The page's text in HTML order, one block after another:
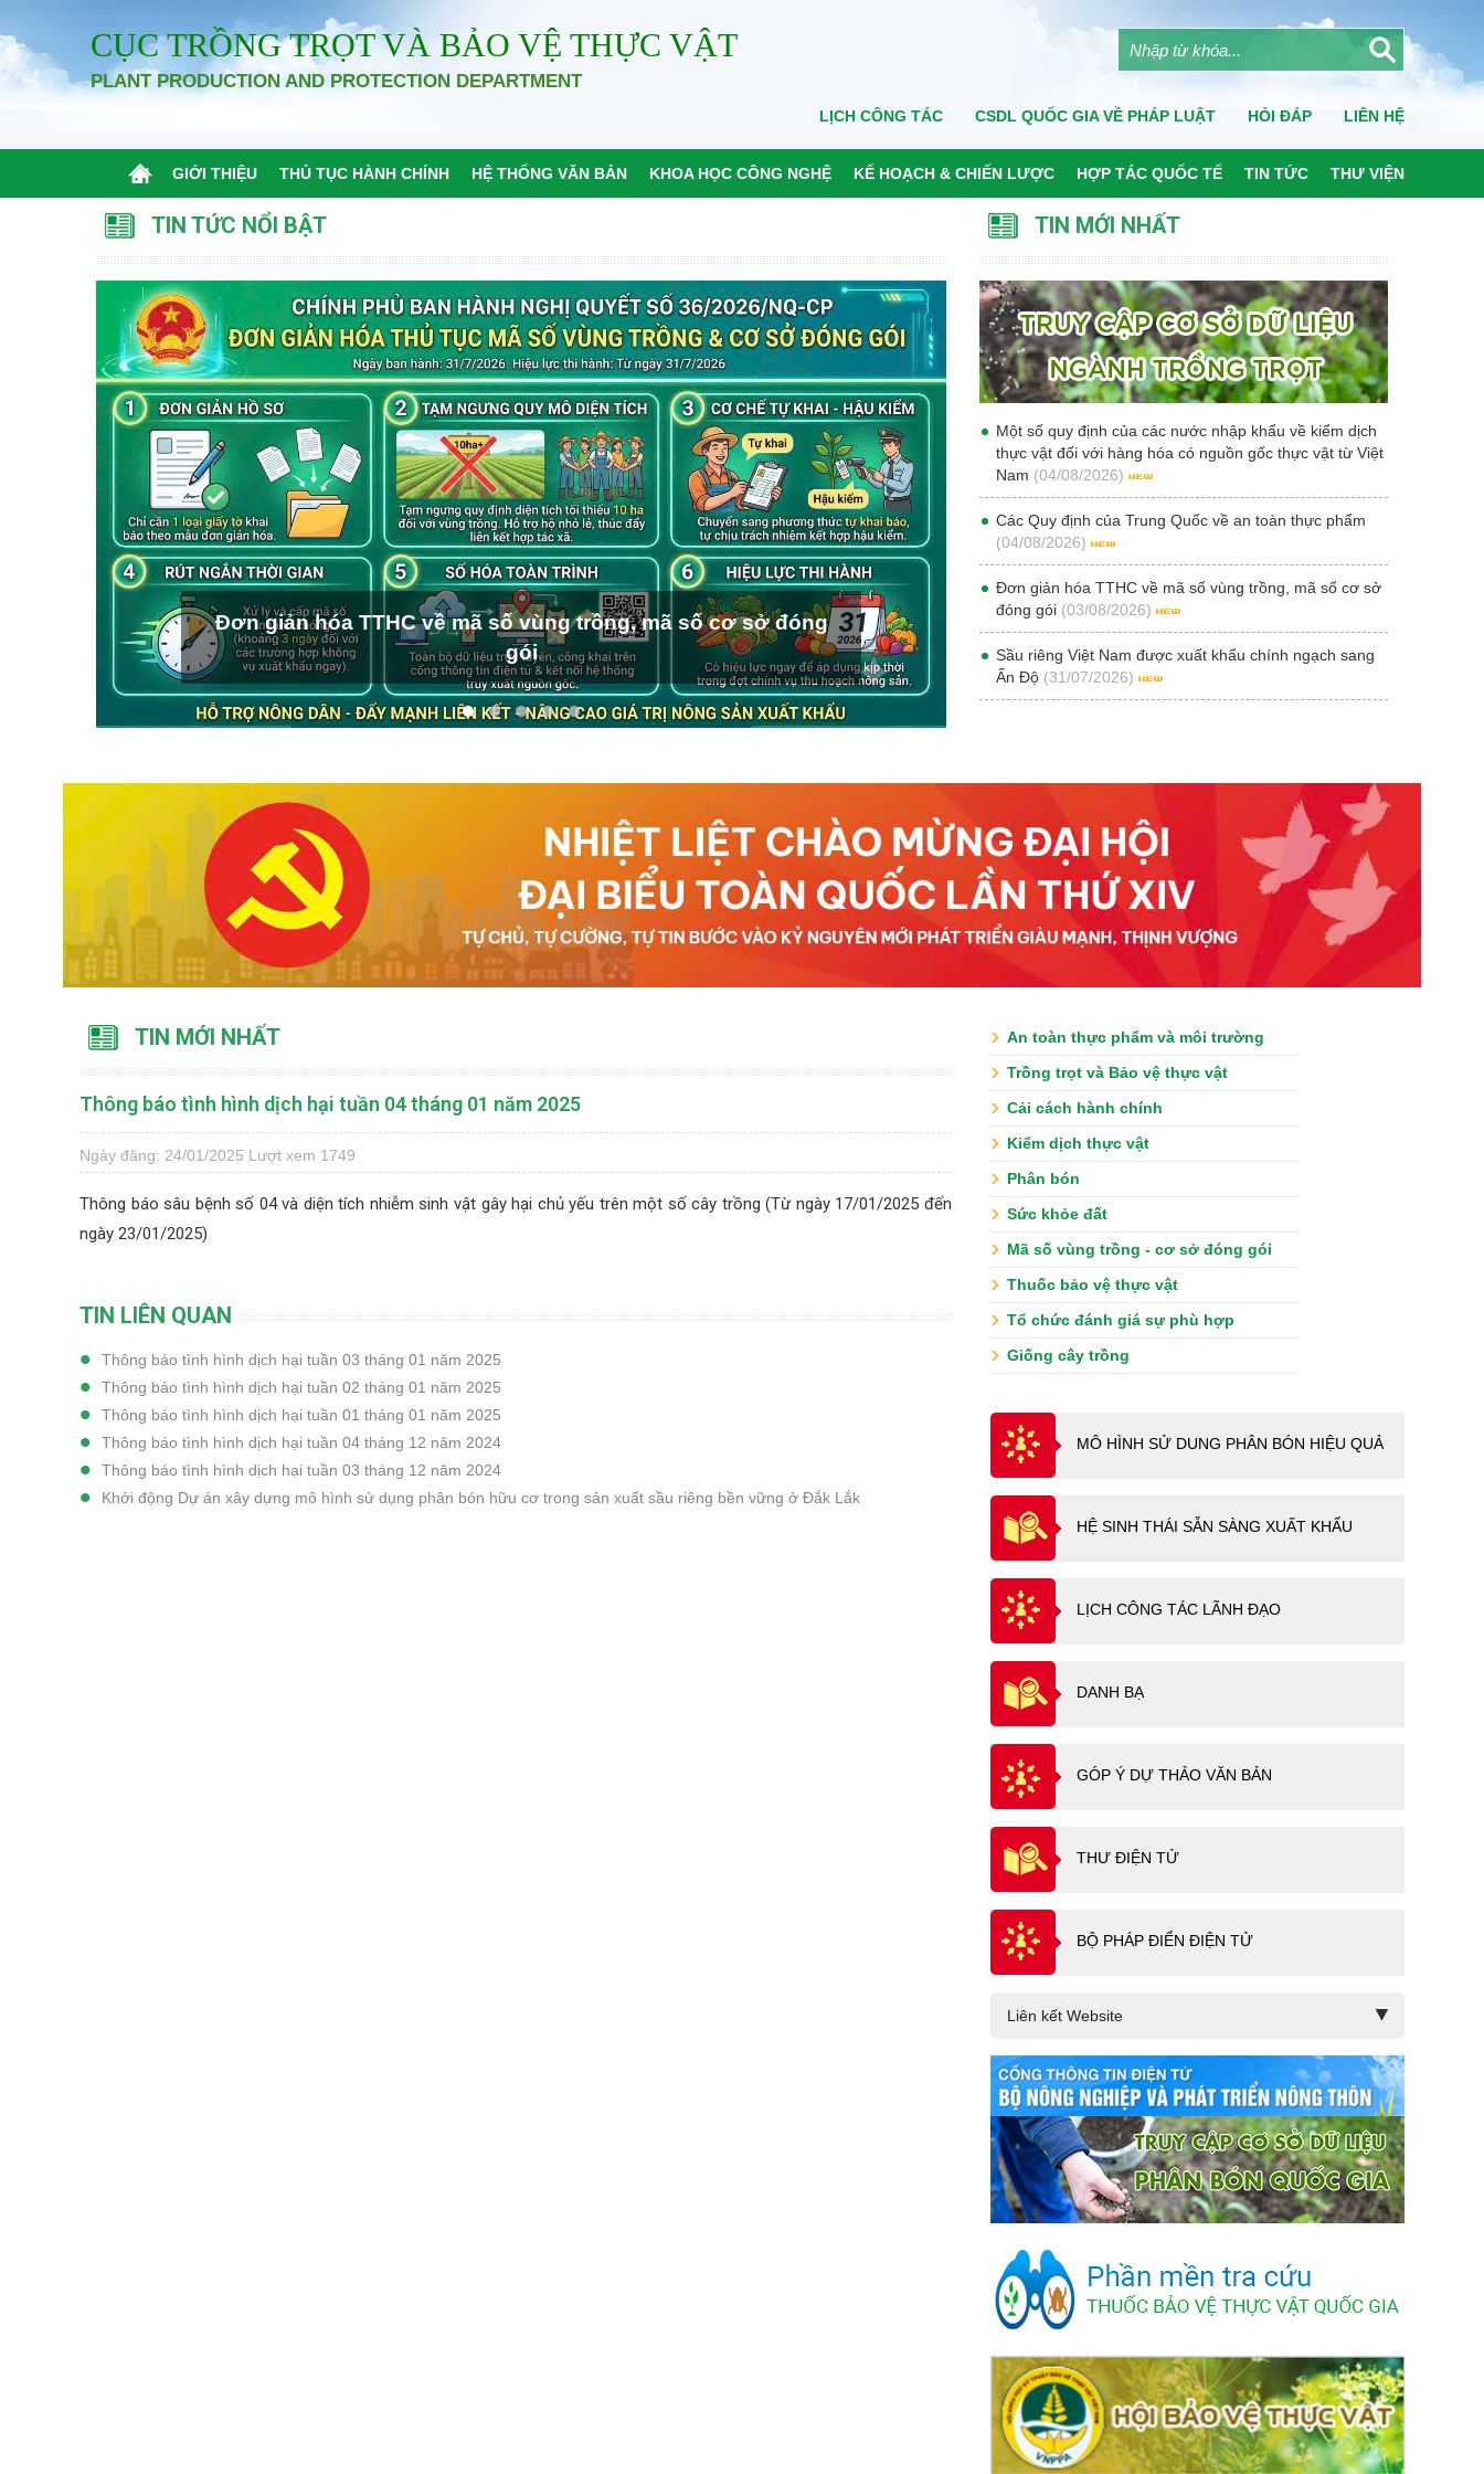
CỤC TRỒNG TRỌT VÀ BẢO VỆ THỰC VẬT
PLANT PRODUCTION AND PROTECTION DEPARTMENT
LỊCH CÔNG TÁC CSDL QUỐC GIA VỀ PHÁP LUẬT HỎI ĐÁP LIÊN HỆ
GIỚI THIỆU THỦ TỤC HÀNH CHÍNH HỆ THỐNG VĂN BẢN KHOA HỌC CÔNG NGHỆ KẾ HOẠCH & CHIẾN LƯỢC HỢP TÁC QUỐC TẾ TIN TỨC THƯ VIỆN
TIN TỨC NỔI BẬT
Đơn giản hóa TTHC về mã số vùng trồng, mã số cơ sở đóng
gói
TIN MỚI NHẤT
Một số quy định của các nước nhập khẩu về kiểm dịch
thực vật đối với hàng hóa có nguồn gốc thực vật từ Việt
Nam (04/08/2026)
Các Quy định của Trung Quốc về an toàn thực phẩm
(04/08/2026)
Đơn giản hóa TTHC về mã số vùng trồng, mã số cơ sở
đóng gói (03/08/2026)
Sầu riêng Việt Nam được xuất khẩu chính ngạch sang
Ấn Độ (31/07/2026)
TIN MỚI NHẤT
Thông báo tình hình dịch hại tuần 04 tháng 01 năm 2025
Ngày đăng: 24/01/2025 Lượt xem 1749
Thông báo sâu bệnh số 04 và diện tích nhiễm sinh vật gây hại chủ yếu trên một số cây trồng (Từ ngày 17/01/2025 đến
ngày 23/01/2025)
TIN LIÊN QUAN
Thông báo tình hình dịch hại tuần 03 tháng 01 năm 2025
Thông báo tình hình dịch hại tuần 02 tháng 01 năm 2025
Thông báo tình hình dịch hại tuần 01 tháng 01 năm 2025
Thông báo tình hình dịch hại tuần 04 tháng 12 năm 2024
Thông báo tình hình dịch hại tuần 03 tháng 12 năm 2024
Khởi động Dự án xây dựng mô hình sử dụng phân bón hữu cơ trong sản xuất sầu riêng bền vững ở Đắk Lắk
An toàn thực phẩm và môi trường
Trồng trọt và Bảo vệ thực vật
Cải cách hành chính
Kiểm dịch thực vật
Phân bón
Sức khỏe đất
Mã số vùng trồng - cơ sở đóng gói
Thuốc bảo vệ thực vật
Tổ chức đánh giá sự phù hợp
Giống cây trồng
MÔ HÌNH SỬ DUNG PHÂN BÓN HIỆU QUẢ
HỆ SINH THÁI SẴN SÀNG XUẤT KHẨU
LỊCH CÔNG TÁC LÃNH ĐẠO
DANH BẠ
GÓP Ý DỰ THẢO VĂN BẢN
THƯ ĐIỆN TỬ
BỘ PHÁP ĐIỂN ĐIỆN TỬ